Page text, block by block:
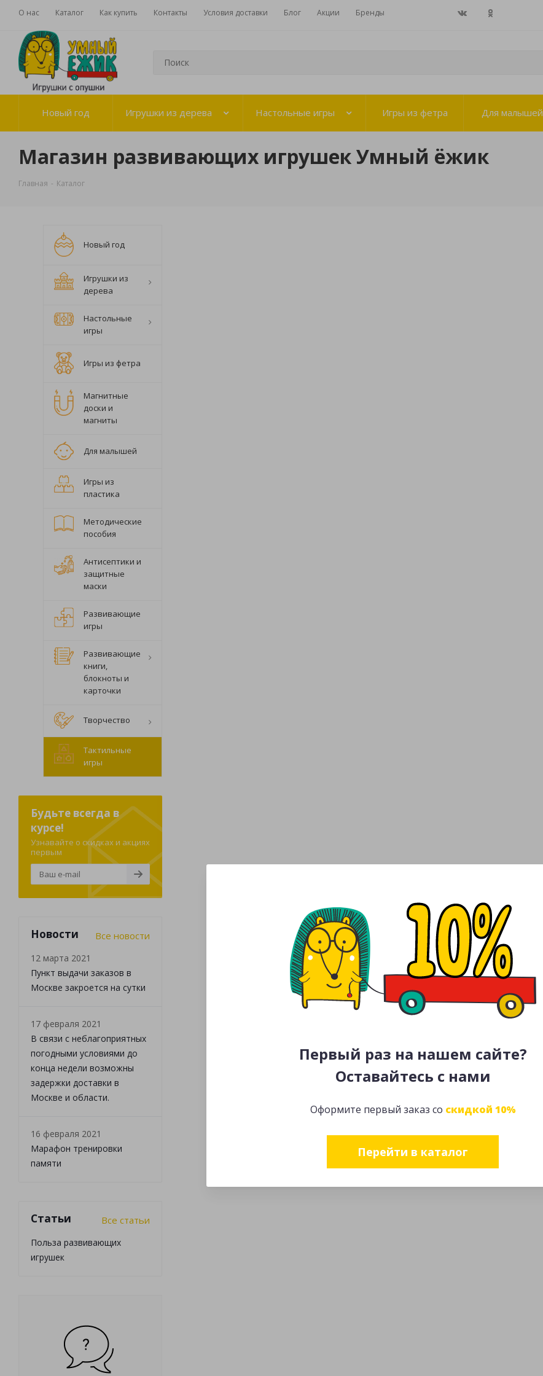
Первый раз на нашем сайте?
Оставайтесь с нами
Оформите первый заказ со скидкой 10%
Перейти в каталог
О нас Каталог Как купить Контакты Условия доставки Блог Акции Бренды
Новый год Игрушки из дерева Настольные игры Игры из фетра Для малышей
Магазин развивающих игрушек Умный ёжик
Главная - Каталог
Новый год
Игрушки из
дерева
Настольные
игры
Игры из фетра
Магнитные
доски и
магниты
Для малышей
Игры из
пластика
Методические
пособия
Антисептики и
защитные
маски
Развивающие
игры
Развивающие
книги,
блокноты и
карточки
Творчество
Тактильные
игры
Будьте всегда в
курсе!
Узнавайте о скидках и акциях
первым
Новости Все новости
12 марта 2021
Пункт выдачи заказов в
Москве закроется на сутки
17 февраля 2021
В связи с неблагоприятных
погодными условиями до
конца недели возможны
задержки доставки в
Москве и области.
16 февраля 2021
Марафон тренировки
памяти
Статьи Все статьи
Польза развивающих
игрушек